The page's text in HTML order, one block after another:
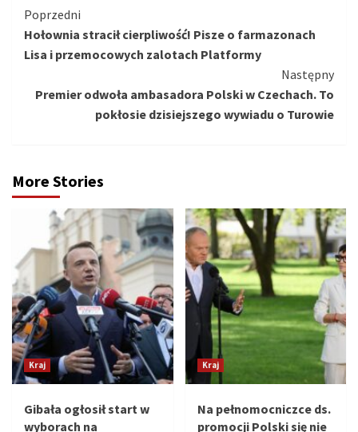
Kontynuuj
czytanie
Poprzedni
Hołownia stracił cierpliwość! Pisze o farmazonach
Lisa i przemocowych zalotach Platformy
Następny
Premier odwoła ambasadora Polski w Czechach. To
pokłosie dzisiejszego wywiadu o Turowie
More Stories
Kraj
Gibała ogłosił start w
wyborach na
Kraj
Na pełnomocniczce ds.
promocji Polski się nie